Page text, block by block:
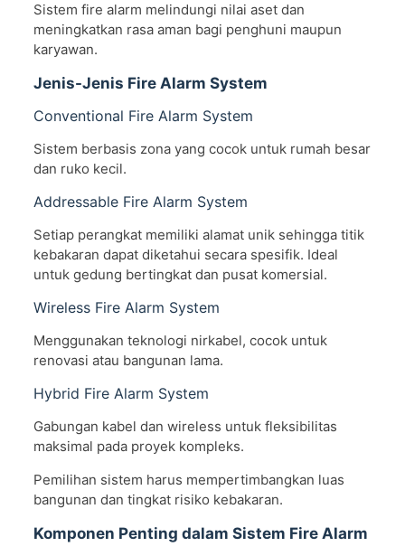
Sistem fire alarm melindungi nilai aset dan
meningkatkan rasa aman bagi penghuni maupun
karyawan.
Jenis-Jenis Fire Alarm System
Conventional Fire Alarm System
Sistem berbasis zona yang cocok untuk rumah besar
dan ruko kecil.
Addressable Fire Alarm System
Setiap perangkat memiliki alamat unik sehingga titik
kebakaran dapat diketahui secara spesifik. Ideal
untuk gedung bertingkat dan pusat komersial.
Wireless Fire Alarm System
Menggunakan teknologi nirkabel, cocok untuk
renovasi atau bangunan lama.
Hybrid Fire Alarm System
Gabungan kabel dan wireless untuk fleksibilitas
maksimal pada proyek kompleks.
Pemilihan sistem harus mempertimbangkan luas
bangunan dan tingkat risiko kebakaran.
Komponen Penting dalam Sistem Fire Alarm